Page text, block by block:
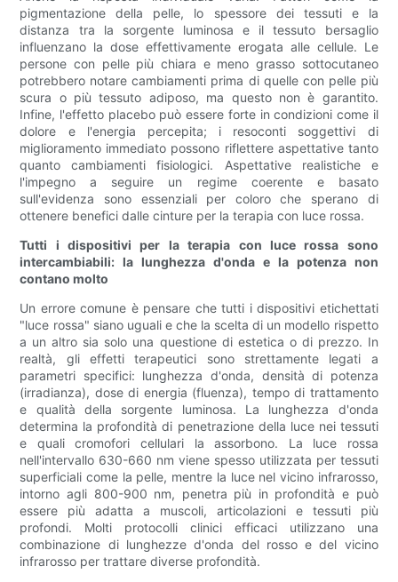
pigmentazione della pelle, lo spessore dei tessuti e la
distanza tra la sorgente luminosa e il tessuto bersaglio
influenzano la dose effettivamente erogata alle cellule. Le
persone con pelle più chiara e meno grasso sottocutaneo
potrebbero notare cambiamenti prima di quelle con pelle più
scura o più tessuto adiposo, ma questo non è garantito.
Infine, l'effetto placebo può essere forte in condizioni come il
dolore e l'energia percepita; i resoconti soggettivi di
miglioramento immediato possono riflettere aspettative tanto
quanto cambiamenti fisiologici. Aspettative realistiche e
l'impegno a seguire un regime coerente e basato
sull'evidenza sono essenziali per coloro che sperano di
ottenere benefici dalle cinture per la terapia con luce rossa.
Tutti i dispositivi per la terapia con luce rossa sono
intercambiabili: la lunghezza d'onda e la potenza non
contano molto
Un errore comune è pensare che tutti i dispositivi etichettati
"luce rossa" siano uguali e che la scelta di un modello rispetto
a un altro sia solo una questione di estetica o di prezzo. In
realtà, gli effetti terapeutici sono strettamente legati a
parametri specifici: lunghezza d'onda, densità di potenza
(irradianza), dose di energia (fluenza), tempo di trattamento
e qualità della sorgente luminosa. La lunghezza d'onda
determina la profondità di penetrazione della luce nei tessuti
e quali cromofori cellulari la assorbono. La luce rossa
nell'intervallo 630-660 nm viene spesso utilizzata per tessuti
superficiali come la pelle, mentre la luce nel vicino infrarosso,
intorno agli 800-900 nm, penetra più in profondità e può
essere più adatta a muscoli, articolazioni e tessuti più
profondi. Molti protocolli clinici efficaci utilizzano una
combinazione di lunghezze d'onda del rosso e del vicino
infrarosso per trattare diverse profondità.